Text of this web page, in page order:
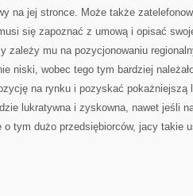
na jej stronce. Może także
się zapoznać z umową i opisać
zależy mu na pozycjonowaniu
niski, wobec tego tym bardziej
na rynku i pozyskać pokażniejszą
lukratywna i zyskowna, nawet jeśli
o tym dużo przedsiębiorców, jacy takie